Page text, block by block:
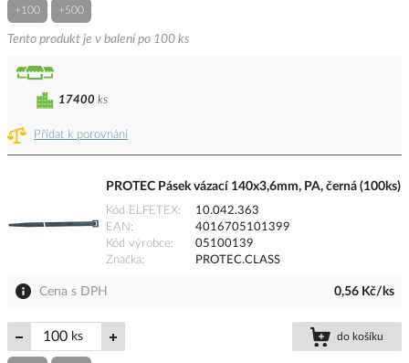
+100 +500
Tento produkt je v balení po 100 ks
Přidat k porovnání
17400 ks
PROTEC Pásek vázací 140x3,6mm, PA, černá (100ks)
Kód ELFETEX
10.042.363
EAN
4016705101399
Kód výrobce
05100139
Značka
PROTEC.CLASS
Cena s DPH 0,56 Kč/ks
ks do košíku